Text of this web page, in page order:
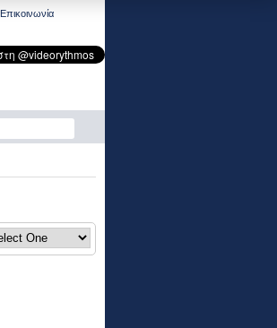
Επικοινωνία